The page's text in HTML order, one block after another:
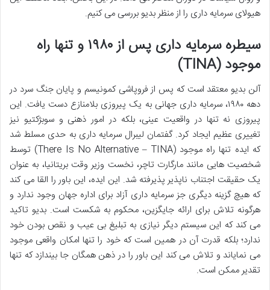
هیولای سرمایه داری را از منظر بدیو بررسی می کنیم.
سیطره سرمایه داری پس از ۱۹۸۰ و تنها راه
موجود (TINA)
آلن بدیو معتقد است که پس از فروپاشی کمونیسم و پایان جنگ سرد در
دهه ۱۹۸۰، سرمایه داری جهانی به یک پیروزی بلامنازع دست یافت. این
پیروزی نه تنها در واقعیت عینی، بلکه در امور ذهنی و سوبژکتیو نیز
تغییری عظیم ایجاد کرد. گفتمان لیبرال سرمایه داری به حدی مسلط شد
که ایده تنها راه موجود (There Is No Alternative – TINA) توسط
شخصیت هایی مانند مارگارت تاچر، نخست وزیر وقت بریتانیا، به عنوان
یک حقیقت اجتناب ناپذیر پذیرفته شد. این ایده، این باور را القا می کند
که هیچ گزینه دیگری جز سرمایه داری آزاد برای اداره جهان وجود ندارد و
هرگونه تلاش برای ارائه جایگزین، محکوم به شکست است. بدیو تاکید
می کند که این سیستم دیگر نیازی به تبلیغ بی عیب و نقص بودن خود
ندارد؛ بلکه قدرت آن در همین است که خود را تنها امکان واقعی موجود
می نمایاند و تلاش می کند این باور را در ذهن همگان جا بیندازد که تنها
تقدیر ممکن است.